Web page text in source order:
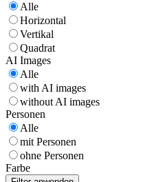
Alle
Horizontal
Vertikal
Quadrat
AI Images
Alle
with AI images
without AI images
Personen
Alle
mit Personen
ohne Personen
Farbe